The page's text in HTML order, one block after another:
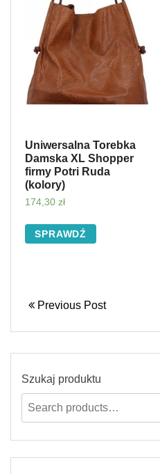
Uniwersalna Torebka
Damska XL Shopper
firmy Potri Ruda
(kolory)
174,30 zł
SPRAWDŹ
Previous Post
Szukaj produktu